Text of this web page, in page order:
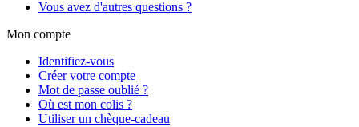
Vous avez d'autres questions ?
Mon compte
Identifiez-vous
Créer votre compte
Mot de passe oublié ?
Où est mon colis ?
Utiliser un chèque-cadeau